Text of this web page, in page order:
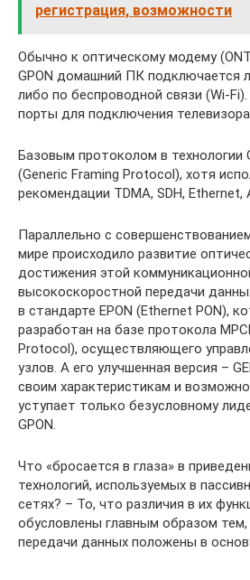
регистрация, возможности
Обычно к оптическому модему
GPON домашний ПК подключается
либо по беспроводной связи (Wi-
порты для подключения
Базовым протоколом в технологии
(Generic Framing Protocol), хотя
рекомендации TDMA, SDH, Ethernet,
Параллельно с
мире происходило развитие
достижения этой
высокоскоростной передачи
в стандарте EPON (Ethernet PON),
разработан на базе протокола
Protocol), осуществляющего
узлов. А его улучшенная версия –
своим характеристикам и
уступает только безусловному
GPON.
Что «бросается в глаза» в
технологий, используемых в
сетях? – То, что различия в их
обусловлены главным образом
передачи данных положены в